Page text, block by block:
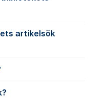
artikelsök